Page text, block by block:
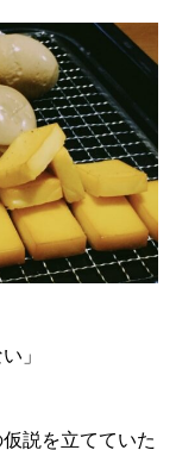
」
説を立てていた